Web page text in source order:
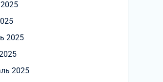
2025
2025